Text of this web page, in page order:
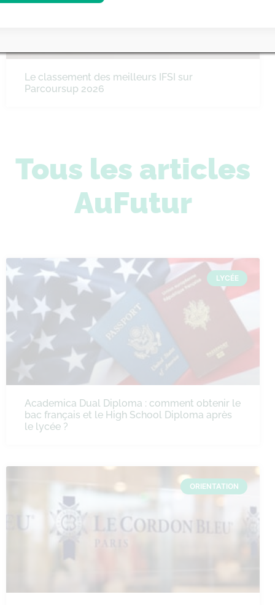
Le classement des meilleurs IFSI sur
Parcoursup 2026
Tous les articles
AuFutur
LYCÉE
Academica Dual Diploma : comment obtenir le
bac français et le High School Diploma après
le lycée ?
ORIENTATION